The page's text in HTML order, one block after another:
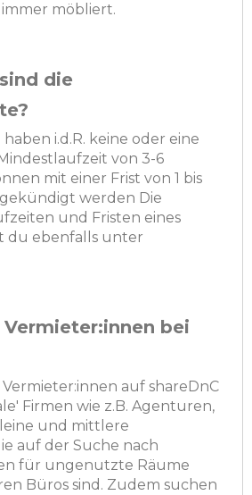
immer möbliert.
die
i.d.R. keine oder eine
von 3-6
mit einer Frist von 1 bis
werden Die
und Fristen eines
du ebenfalls unter
bei
auf shareDnC
Firmen wie z.B. Agenturen,
und mittlere
auf der Suche nach
für ungenutzte Räume
Büros sind. Zudem suchen